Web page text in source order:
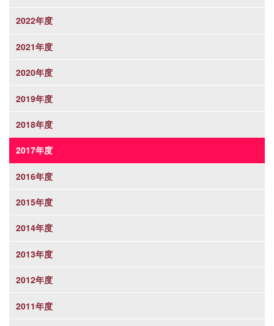
2022年度
2021年度
2020年度
2019年度
2018年度
2017年度
2016年度
2015年度
2014年度
2013年度
2012年度
2011年度